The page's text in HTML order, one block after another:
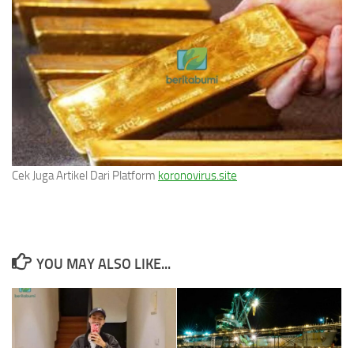
Cek Juga Artikel Dari Platform koronovirus.site
YOU MAY ALSO LIKE...